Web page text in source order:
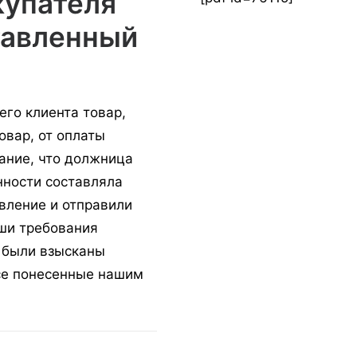
клиента товар,
от оплаты
что должница
составляла
и отправили
требования
были взысканы
понесенные нашим